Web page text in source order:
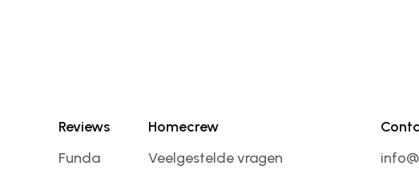
Reviews
Funda
Homecrew
Veelgestelde vragen